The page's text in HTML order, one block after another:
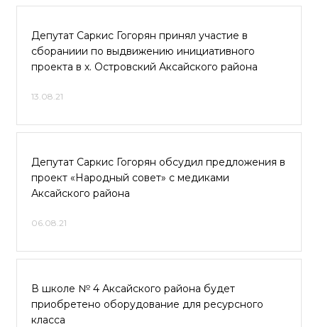
Депутат Саркис Гогорян принял участие в
сбораниии по выдвижению инициативного
проекта в х. Островский Аксайского района
13.08.21
Депутат Саркис Гогорян обсудил предложения в
проект «Народный совет» с медиками
Аксайского района
06.08.21
В школе № 4 Аксайского района будет
приобретено оборудование для ресурсного
класса